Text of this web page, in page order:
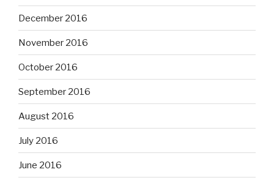
December 2016
November 2016
October 2016
September 2016
August 2016
July 2016
June 2016